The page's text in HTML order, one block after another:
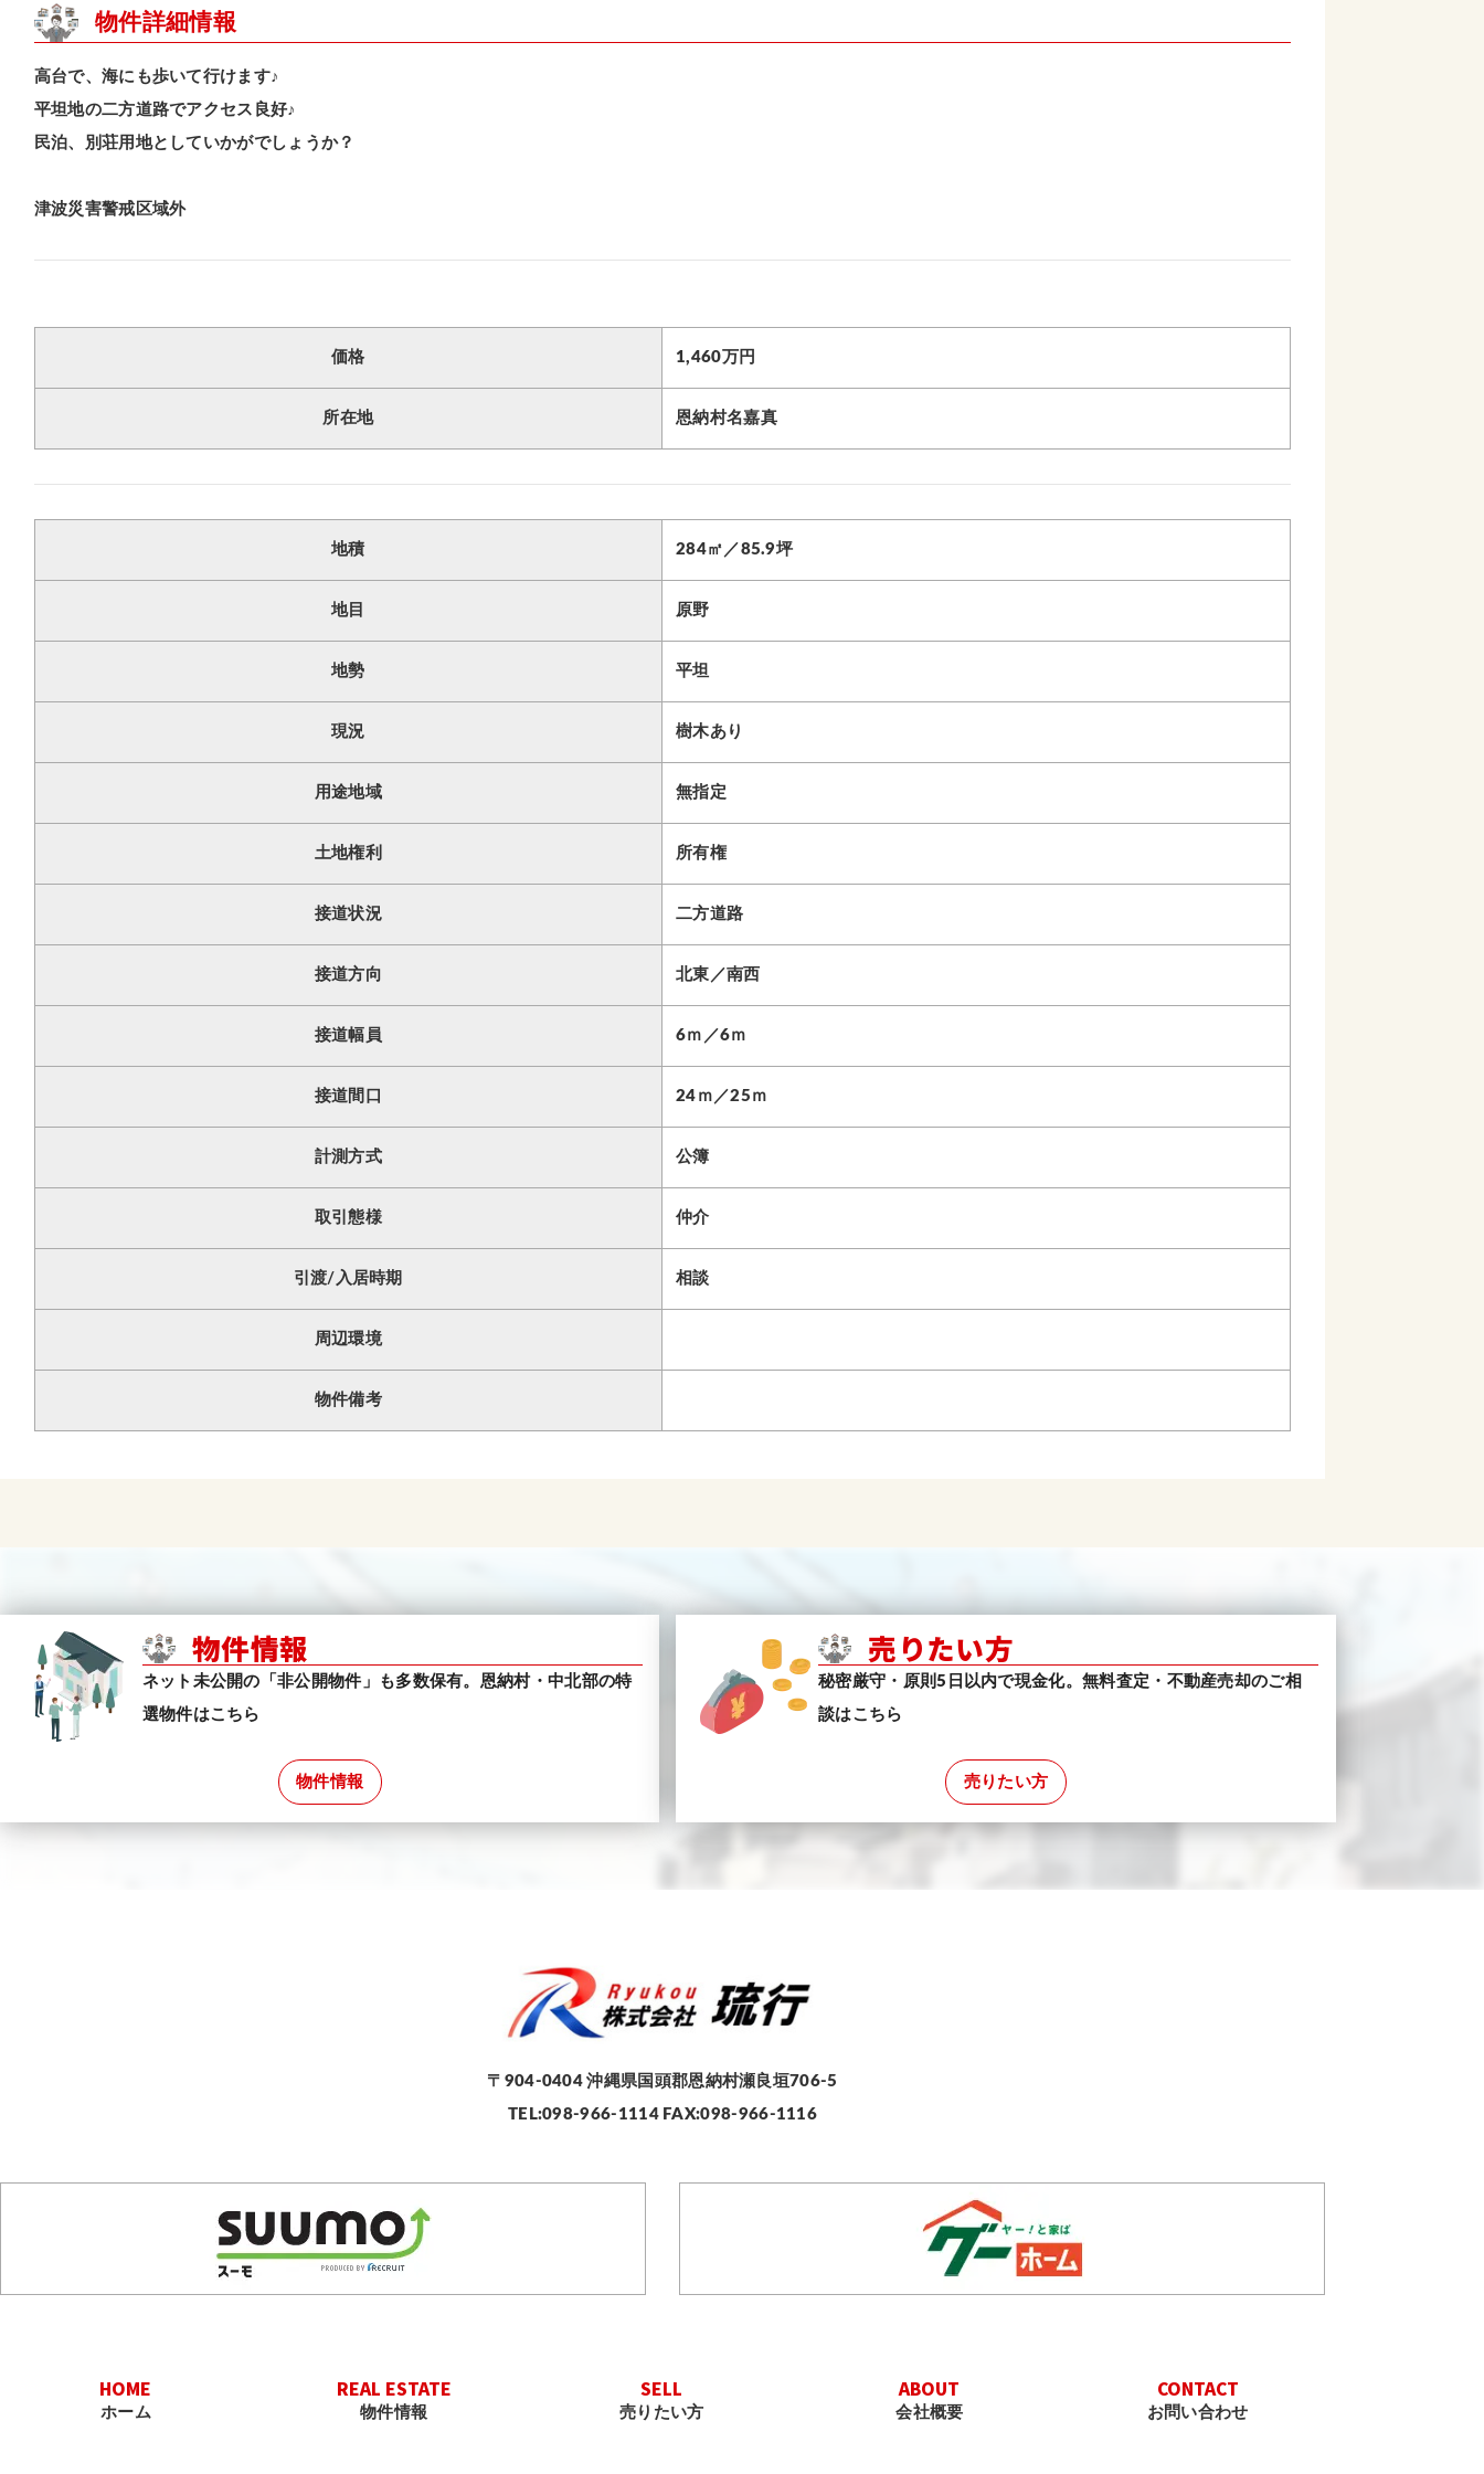
物件詳細情報
高台で、海にも歩いて行けます♪
平坦地の二方道路でアクセス良好♪
民泊、別荘用地としていかがでしょうか？
津波災害警戒区域外
価格 1,460万円
所在地 恩納村名嘉真
地積 284㎡／85.9坪
地目 原野
地勢 平坦
現況 樹木あり
用途地域 無指定
土地権利 所有権
接道状況 二方道路
接道方向 北東／南西
接道幅員 6ｍ／6ｍ
接道間口 24ｍ／25ｍ
計測方式 公簿
取引態様 仲介
引渡/入居時期 相談
周辺環境
物件備考
物件情報
ネット未公開の「非公開物件」も多数保有。恩納村・中北部の特
選物件はこちら
物件情報
売りたい方
秘密厳守・原則5日以内で現金化。無料査定・不動産売却のご相
談はこちら
売りたい方
〒904-0404沖縄県国頭郡恩納村瀬良垣706-5
TEL:098-966-1114 FAX:098-966-1116
HOME
ホーム
REAL ESTATE
物件情報
SELL
売りたい方
ABOUT
会社概要
CONTACT
お問い合わせ